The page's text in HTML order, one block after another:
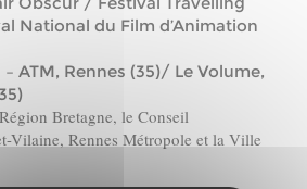
National du Film d’Animation
– ATM, Rennes (35)/ Le Volume,
Bretagne, le Conseil
Vilaine, Rennes Métropole et la Ville